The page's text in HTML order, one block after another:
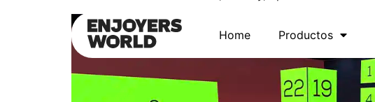
Home Productos